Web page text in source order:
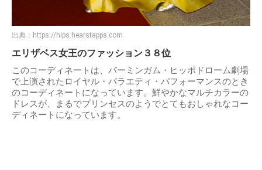
出典： https://hips.hearstapps.com
エリザベス女王のファッション３８位
このコーディネートは、バーミンガム・ヒッポドローム劇場
で上演されたロイヤル・バラエティ・パフォーマンスのとき
のコーディネートになっています。鮮やかなマルチカラーの
ドレスが、まるでプリンセスのようでとてもおしゃれなコー
ディネートになっています。